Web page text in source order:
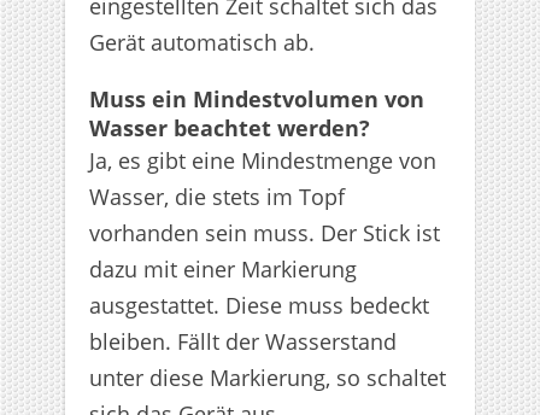
eingestellten Zeit schaltet sich das
Gerät automatisch ab.
Muss ein Mindestvolumen von
Wasser beachtet werden?
Ja, es gibt eine Mindestmenge von
Wasser, die stets im Topf
vorhanden sein muss. Der Stick ist
dazu mit einer Markierung
ausgestattet. Diese muss bedeckt
bleiben. Fällt der Wasserstand
unter diese Markierung, so schaltet